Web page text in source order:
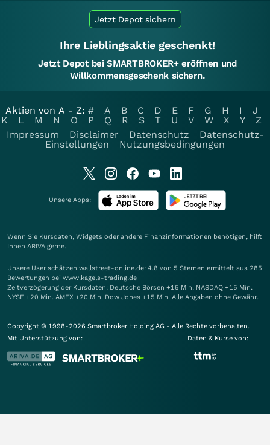
Jetzt Depot sichern
Ihre Lieblingsaktie geschenkt!
Jetzt Depot bei SMARTBROKER+ eröffnen und
Willkommensgeschenk sichern.
Aktien von A - Z: # A B C D E F G H I
J
K
L M N O P Q R S T U V W X Y
Z
Impressum
Disclaimer Datenschutz
Datenschutz-
Einstellungen
Nutzungsbedingungen
Unsere Apps:
Wenn Sie Kursdaten, Widgets oder andere Finanzinformationen benötigen, hilft
Ihnen ARIVA gerne.
Unsere User schätzen wallstreet-online.de: 4.8 von 5 Sternen ermittelt aus 285
Bewertungen bei www.kagels-trading.de
Zeitverzögerung der Kursdaten: Deutsche Börsen +15 Min. NASDAQ +15 Min.
NYSE +20 Min. AMEX +20 Min. Dow Jones +15 Min. Alle Angaben ohne Gewähr.
Copyright © 1998-2026 Smartbroker Holding AG - Alle Rechte vorbehalten.
Mit Unterstützung von:
Daten & Kurse von: